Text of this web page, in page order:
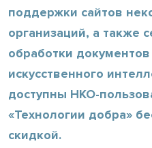
поддержки сайтов
организаций, а также
обработки
искусственного
доступны НКО-
«Технологии добра»
скидкой.